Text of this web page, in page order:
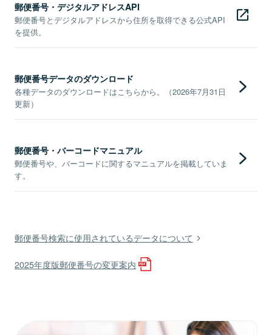
郵便番号・デジタルアドレスAPI
郵便番号とデジタルアドレスから住所を取得できる公式API
を提供。
郵便番号データのダウンロード
各種データのダウンロードはこちらから。（2026年7月31日
更新）
郵便番号・バーコードマニュアル
郵便番号や、バーコードに関するマニュアルを掲載していま
す。
郵便番号検索に使用されているデータについて
2025年度版郵便番号の変更案内